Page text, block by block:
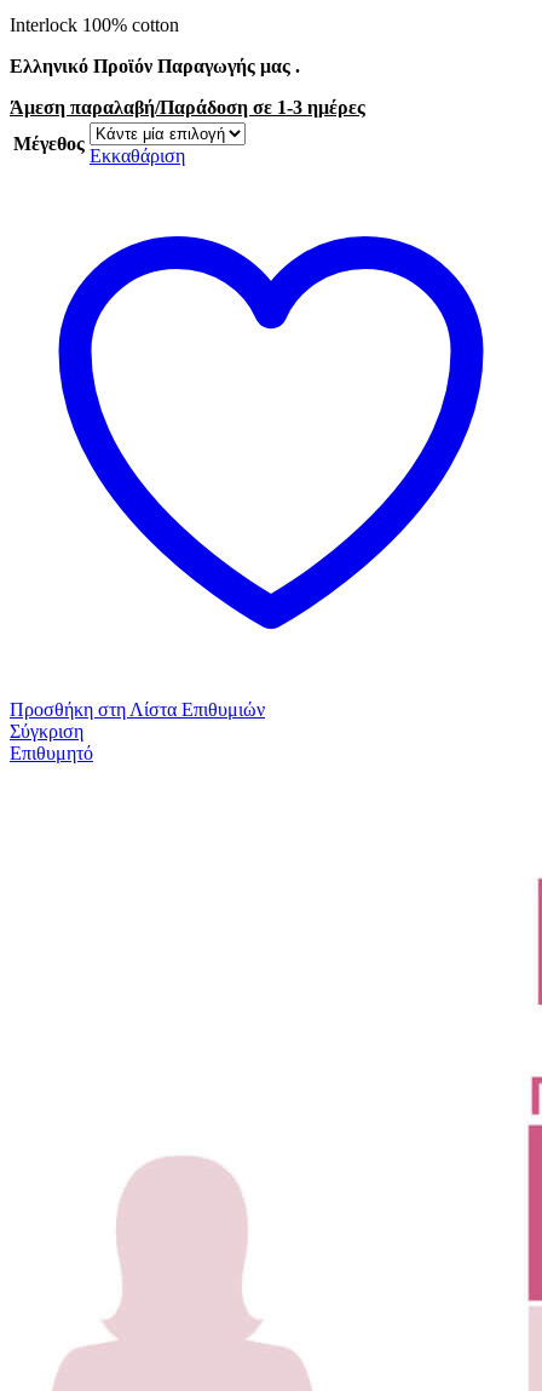
Interlock 100% cotton
Ελληνικό Προϊόν Παραγωγής μας .
Άμεση παραλαβή/Παράδοση σε 1-3 ημέρες
Μέγεθος
Εκκαθάριση
Προσθήκη στη Λίστα Επιθυμιών
Σύγκριση
Επιθυμητό